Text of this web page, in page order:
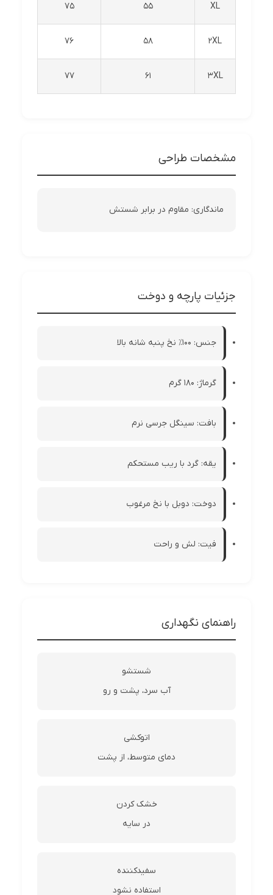
XL
55
75
2XL
58
76
3XL
61
77
مشخصات طراحی
ماندگاری: مقاوم در برابر شستش
جزئیات پارچه و دوخت
جنس: ۱۰۰٪ نخ پنبه شانه بالا
گرماژ: ۱۸۰ گرم
بافت: سینگل جرسی نرم
یقه: گرد با ریب مستحکم
دوخت: دوبل با نخ مرغوب
فیت: لش و راحت
راهنمای نگهداری
شستشو
آب سرد، پشت و رو
اتوکشی
دمای متوسط، از پشت
خشک کردن
در سایه
سفیدکننده
استفاده نشود